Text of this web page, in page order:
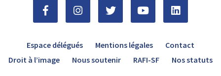
Espace délégués Mentions légales
Contact
Droit à l’image
Nous soutenir RAFI-SF Nos statuts